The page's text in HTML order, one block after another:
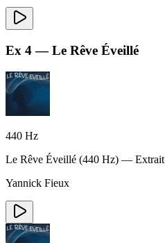
Ex 4—Le Rêve Éveillé
440 Hz
Le Rêve Éveillé (440 Hz) — Extrait
Yannick Fieux